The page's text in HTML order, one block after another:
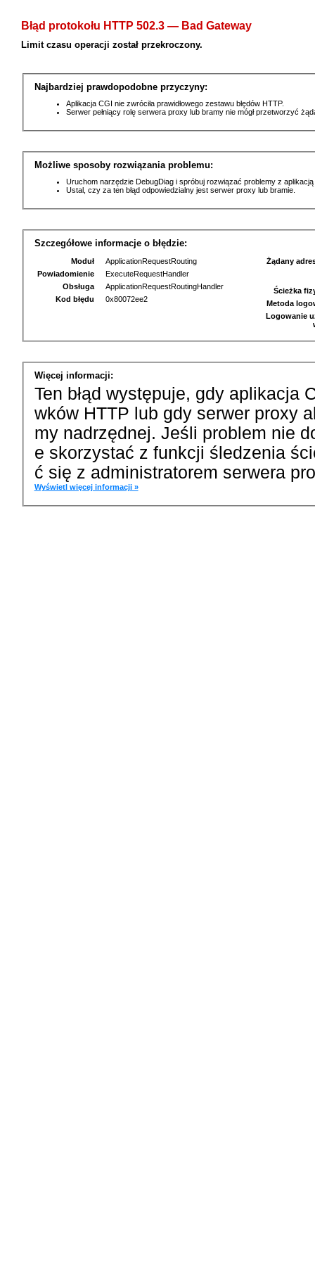
Błąd protokołu HTTP 502.3 — Bad Gateway
Limit czasu operacji został przekroczony.
Najbardziej prawdopodobne przyczyny:
Aplikacja CGI nie zwróciła prawidłowego zestawu błędów HTTP.
Serwer pełniący rolę serwera proxy lub bramy nie mógł przetworzyć
Możliwe sposoby rozwiązania problemu:
Uruchom narzędzie DebugDiag i spróbuj rozwiązać problemy z
Ustal, czy za ten błąd odpowiedzialny jest serwer proxy lub bramie.
Szczegółowe informacje o błędzie:
Moduł
ApplicationRequestRouting
Powiadomienie
ExecuteRequestHandler
Obsługa
ApplicationRequestRoutingHandler
Kod błędu
0x80072ee2
Żądany
Ścieżka
Metoda
Logowanie
Więcej informacji:
Ten błąd występuje, gdy aplikacja
wków HTTP lub gdy serwer proxy
my nadrzędnej. Jeśli problem nie
e skorzystać z funkcji śledzenia
ć się z administratorem serwera
Wyświetl więcej informacji »